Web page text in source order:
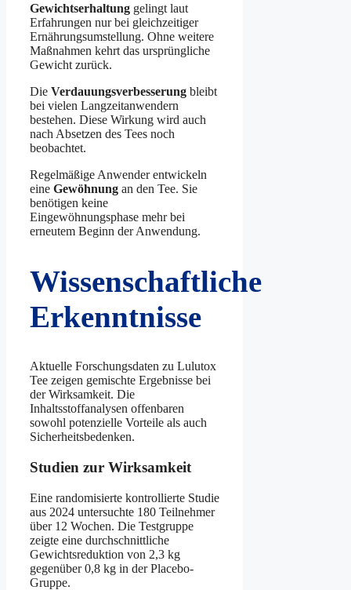
Gewichtserhaltung gelingt laut
Erfahrungen nur bei gleichzeitiger
Ernährungsumstellung. Ohne weitere
Maßnahmen kehrt das ursprüngliche
Gewicht zurück.
Die Verdauungsverbesserung bleibt
bei vielen Langzeitanwendern
bestehen. Diese Wirkung wird auch
nach Absetzen des Tees noch
beobachtet.
Regelmäßige Anwender entwickeln
eine Gewöhnung an den Tee. Sie
benötigen keine
Eingewöhnungsphase mehr bei
erneutem Beginn der Anwendung.
Wissenschaftliche
Erkenntnisse
Aktuelle Forschungsdaten zu Lulutox
Tee zeigen gemischte Ergebnisse bei
der Wirksamkeit. Die
Inhaltsstoffanalysen offenbaren
sowohl potenzielle Vorteile als auch
Sicherheitsbedenken.
Studien zur Wirksamkeit
Eine randomisierte kontrollierte Studie
aus 2024 untersuchte 180 Teilnehmer
über 12 Wochen. Die Testgruppe
zeigte eine durchschnittliche
Gewichtsreduktion von 2,3 kg
gegenüber 0,8 kg in der Placebo-
Gruppe.